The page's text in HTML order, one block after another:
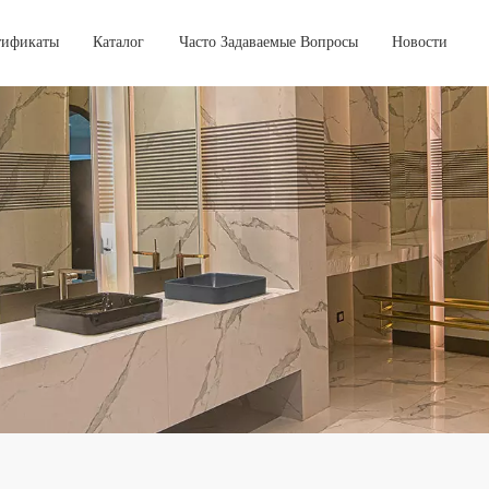
Каталог Часто Задаваемые Вопросы Новости